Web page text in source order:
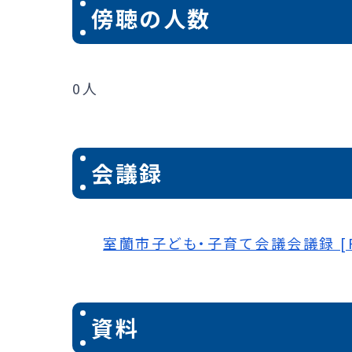
傍聴の人数
0人
会議録
室蘭市子ども・子育て会議会議録
資料